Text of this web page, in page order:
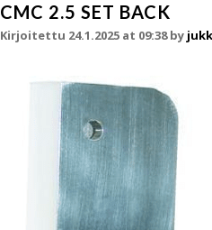
CMC 2.5 SET BACK
Kirjoitettu 24.1.2025 at 09:38by